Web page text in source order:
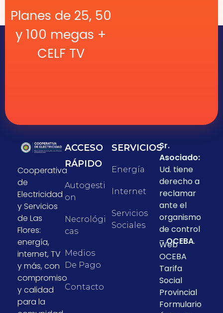
Planes de 25, 50
y 100 megas +
CELF TV
Cooperativa
de
Electricidad
y Servicios
de Las
Flores:
energía,
internet, TV
y más, con
compromiso
y calidad
para la
ACCESO
RÁPIDO
Autogesti
On
Necrológi
Cas
Medios
De Pago
Contacto
SERVICIOS
Energía
Internet
Servicios
Sociales
Sr.
Asociado:
Ud. tiene
derecho a
reclamar
ante el
organismo
de control
–OCEBA.
Web
OCEBA
Tarifa
Social
Provincial
Formulario